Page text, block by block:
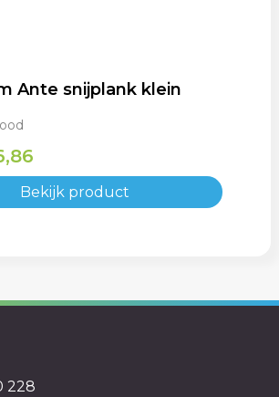
Ante snijplank klein
Bekijk product
228